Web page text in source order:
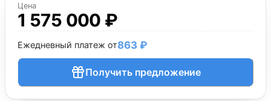
Цена
1 575 000 ₽
Ежедневный платеж от863 ₽
Получить предложение